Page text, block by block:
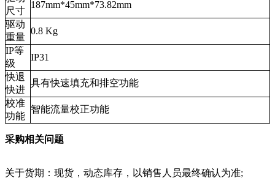
尺寸
187mm*45mm*73.82mm
驱动
重量
0.8 Kg
IP等
级
IP31
快退
快进
具有快速填充和排空功能
校准
功能
智能流量校正功能
采购相关问题
关于货期：现货，动态库存，以销售人员最终确认为准;